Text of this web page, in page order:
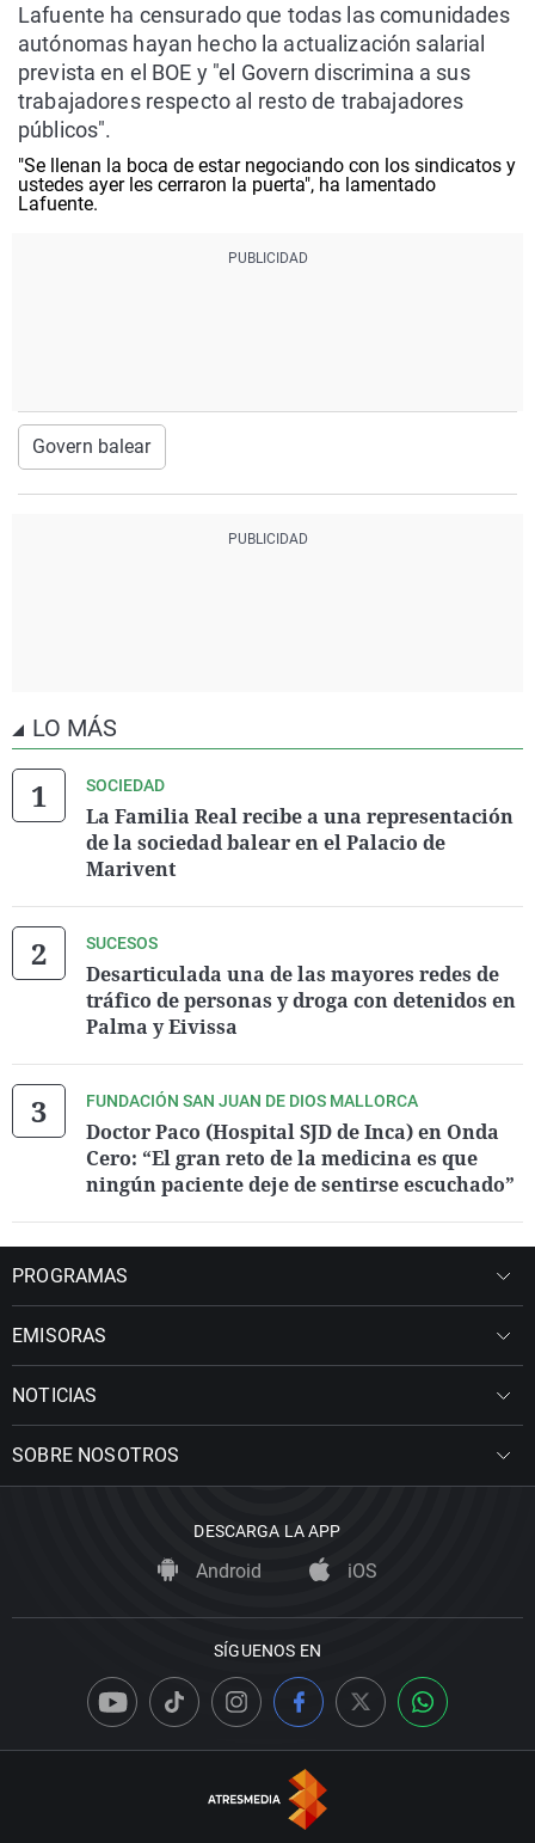
Lafuente ha censurado que todas las comunidades
autónomas hayan hecho la actualización salarial
prevista en el BOE y "el Govern discrimina a sus
trabajadores respecto al resto de trabajadores
públicos".
"Se llenan la boca de estar negociando con los sindicatos y
ustedes ayer les cerraron la puerta", ha lamentado
Lafuente.
Govern balear
LO MÁS
SOCIEDAD
La Familia Real recibe a una representación
de la sociedad balear en el Palacio de
Marivent
SUCESOS
Desarticulada una de las mayores redes de
tráfico de personas y droga con detenidos en
Palma y Eivissa
FUNDACIÓN SAN JUAN DE DIOS MALLORCA
Doctor Paco (Hospital SJD de Inca) en Onda
Cero: “El gran reto de la medicina es que
ningún paciente deje de sentirse escuchado”
PROGRAMAS
EMISORAS
NOTICIAS
SOBRE NOSOTROS
DESCARGA LA APP
Android iOS
SÍGUENOS EN